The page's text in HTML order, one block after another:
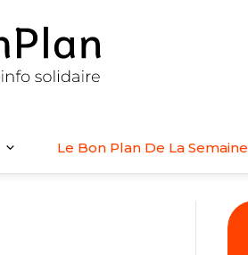
Le Bon Plan De La Semaine